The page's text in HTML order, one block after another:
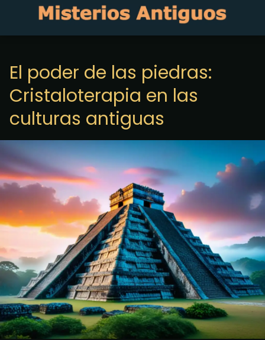
El poder de las piedras:
Cristaloterapia en las
culturas antiguas